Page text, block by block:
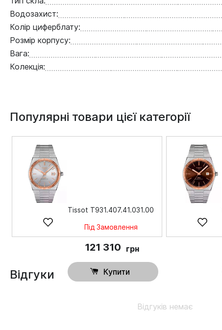
Водозахист:
Колір циферблату:
Розмір корпусу:
Вага:
Колекція:
Популярні товари цієї категорії
Tissot T931.407.41.031.00
Під Замовлення
121 310 грн
Купити
Відгуки
Відгуків немає